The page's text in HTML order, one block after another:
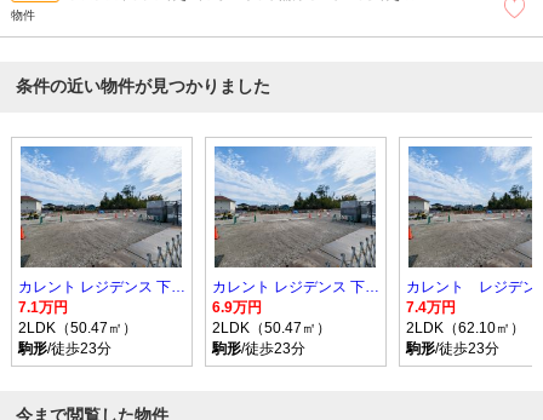
物件
条件の近い物件が見つかりました
カレント レジデンス 下増田 II
7.1万円
2LDK（50.47㎡）
駒形/徒歩23分
カレント レジデンス 下増田 II
6.9万円
2LDK（50.47㎡）
駒形/徒歩23分
7.4万円
2LDK（62.10㎡）
駒形/徒歩23分
今まで閲覧した物件